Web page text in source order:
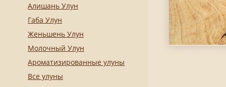
Алишань Улун
Габа Улун
Женьшень Улун
Молочный Улун
Ароматизированные улуны
Все улуны